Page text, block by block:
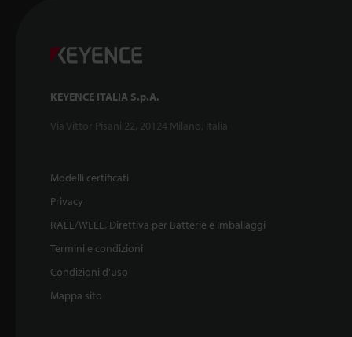
KEYENCE ITALIA S.p.A.
Via Vittor Pisani 22, 20124 Milano, Italia
Modelli certificati
Privacy
RAEE/WEEE, Direttiva per Batterie e Imballaggi
Termini e condizioni
Condizioni d'uso
Mappa sito